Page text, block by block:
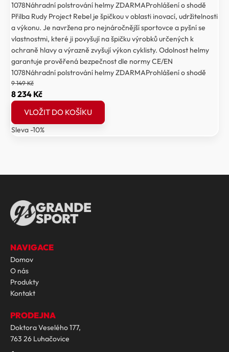
1078Náhradní polstrování helmy ZDARMAProhlášení o shodě
Přilba Rudy Project Rebel je špičkou v oblasti inovací, udržitelnosti
a výkonu. Je navržena pro nejnáročnější sportovce a pyšní se
vlastnostmi, které ji povyšují na špičku výrobků určených k
ochraně hlavy a výrazně zvyšují výkon cyklisty. Odolnost helmy
garantuje prověřená bezpečnost dle normy CE/EN
1078Náhradní polstrování helmy ZDARMAProhlášení o shodě
9 149Kč
Původní
cena
byla:
9
8 234 KčAktuální
cena
8
VLOŽIT DO KOŠÍKU
Sleva -10%
GRANDE
SPORT
NAVIGACE
Domov
O nás
Produkty
Kontakt
PRODEJNA
Doktora Veselého 177,
763 26 Luhačovice